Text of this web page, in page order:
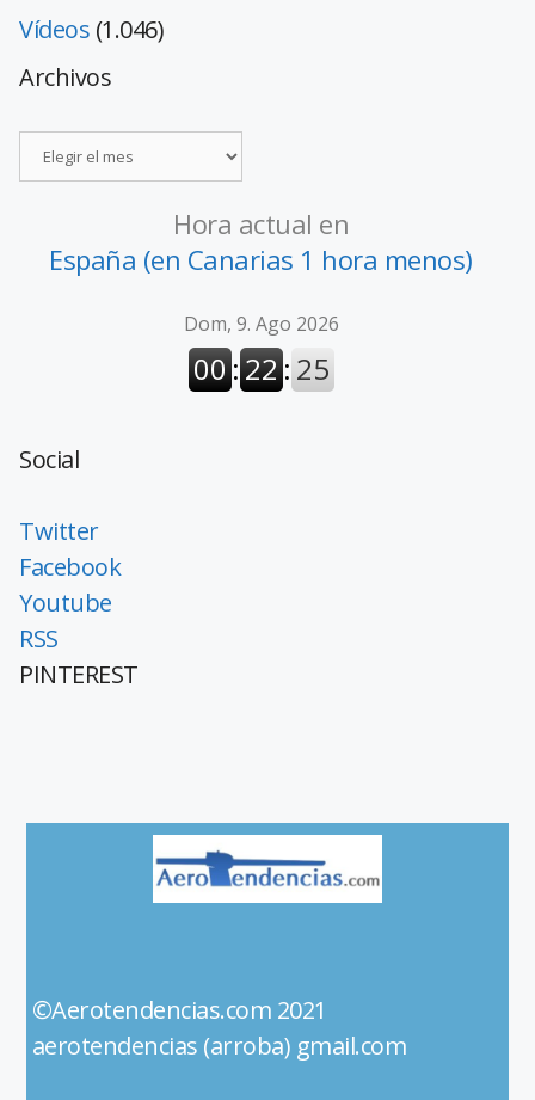
Vídeos (1.046)
Archivos
Hora actual en
España (en Canarias 1 hora menos)
Social
Twitter
Facebook
Youtube
RSS
PINTEREST
©Aerotendencias.com 2021
aerotendencias (arroba) gmail.com